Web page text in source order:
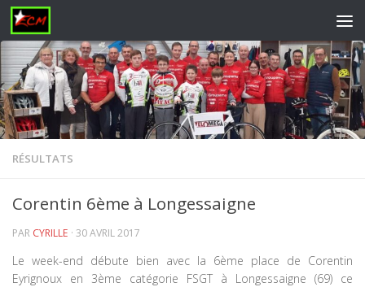
Skip to content
RÉSULTATS
Corentin 6ème à Longessaigne
PAR CYRILLE · 30 AVRIL 2017
Le week-end débute bien avec la 6ème place de Corentin
Eyrignoux en 3ème catégorie FSGT à Longessaigne (69) ce